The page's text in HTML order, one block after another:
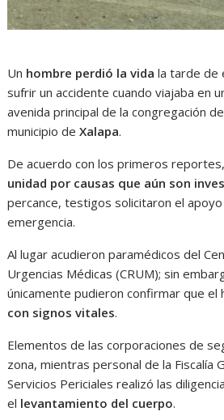
Un hombre perdió la vida la tarde de
sufrir un accidente cuando viajaba en
avenida principal de la congregación
municipio deXalapa.
De acuerdo con los primeros reportes,
unidad por causas que aún son
percance, testigos solicitaron el
emergencia.
Al lugar acudieron paramédicos del
Urgencias Médicas (CRUM); sin
únicamente pudieron confirmar que
con signos vitales.
Elementos de las corporaciones de
zona, mientras personal de la Fiscalía
Servicios Periciales realizó las
el levantamiento del cuerpo.